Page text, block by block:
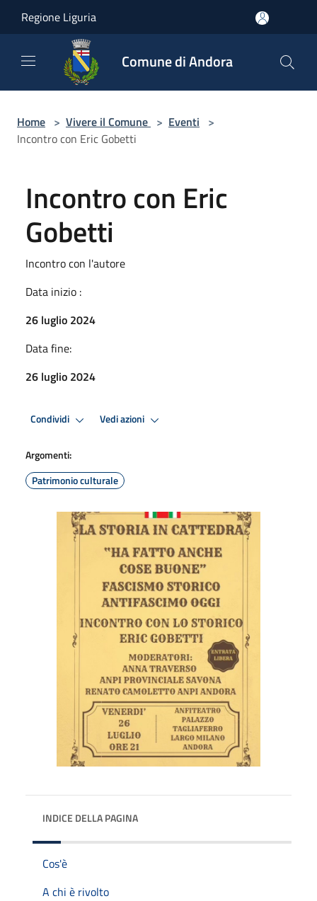
Regione Liguria
Comune di Andora
Home > Vivere il Comune > Eventi >
Incontro con Eric Gobetti
Incontro con Eric
Gobetti
Incontro con l'autore
Data inizio :
26 luglio 2024
Data fine:
26 luglio 2024
Condividi Vedi azioni
Argomenti:
Patrimonio culturale
INDICE DELLA PAGINA
Cos'è
A chi è rivolto